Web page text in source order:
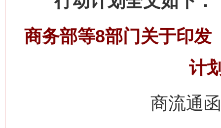
商务部等8部门关于印发
计
商流通